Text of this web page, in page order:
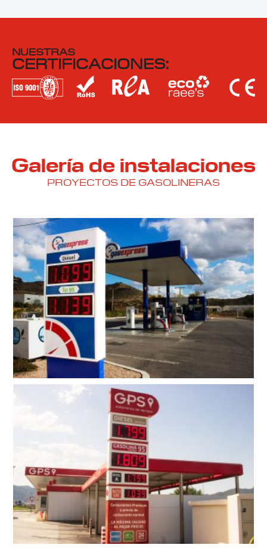
NUESTRAS
CERTIFICACIONES:
Galería de instalaciones
PROYECTOS DE GASOLINERAS